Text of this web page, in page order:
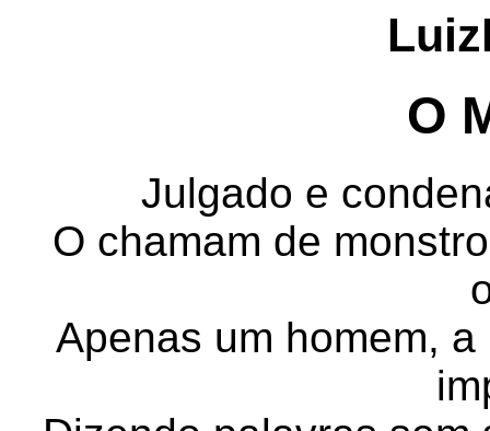
O
Julgado e
O chamam de
Apenas um homem,